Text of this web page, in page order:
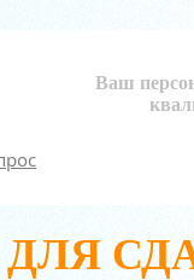
Ваш